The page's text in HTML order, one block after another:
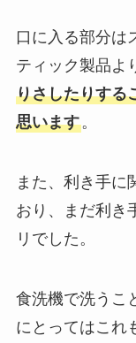
口に入る部分は
ティック製品よ
りさしたりする
思います。
また、利き手に
おり、まだ利き
リでした。
食洗機で洗うこ
にとってはこれ